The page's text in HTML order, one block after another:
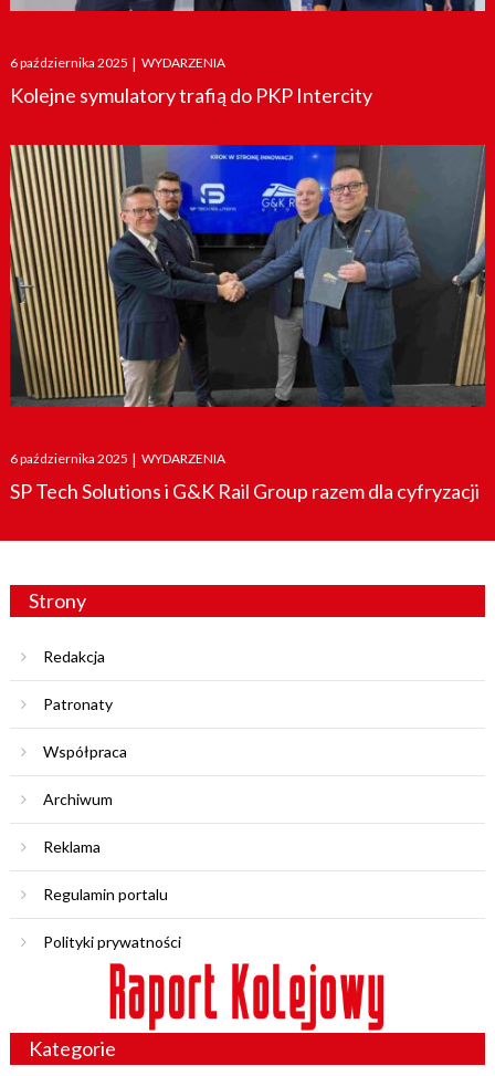
Posted
on
6 października 2025 | WYDARZENIA
Kolejne symulatory trafią do PKP Intercity
Posted
on
6 października 2025 | WYDARZENIA
SP Tech Solutions i G&K Rail Group razem dla cyfryzacji
Strony
Redakcja
Patronaty
Współpraca
Archiwum
Reklama
Regulamin portalu
Polityki prywatności
Kategorie